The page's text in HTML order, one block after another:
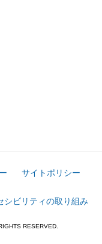
サイトポリシー
シビリティの取り組み
RESERVED.